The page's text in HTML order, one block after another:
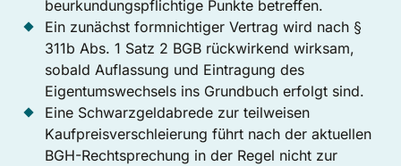
beurkundungspflichtige Punkte betreffen.
Ein zunächst formnichtiger Vertrag wird nach §
311b Abs. 1 Satz 2 BGB rückwirkend wirksam,
sobald Auflassung und Eintragung des
Eigentumswechsels ins Grundbuch erfolgt sind.
Eine Schwarzgeldabrede zur teilweisen
Kaufpreisverschleierung führt nach der aktuellen
BGH-Rechtsprechung in der Regel nicht zur